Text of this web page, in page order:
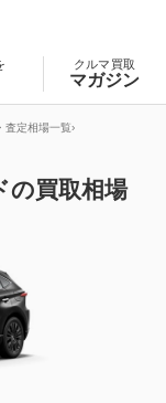
クルマ買取
マガジン
査定相場一覧
の買取相場